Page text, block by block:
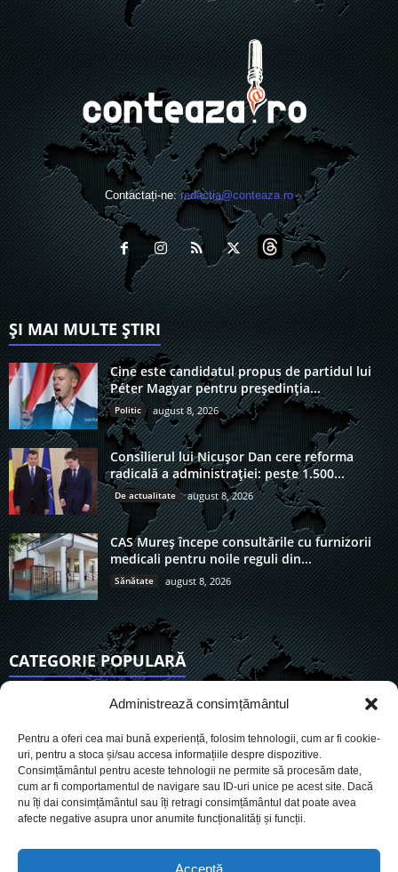
Administrează consimțământul
Pentru a oferi cea mai bună experiență, folosim tehnologii, cum ar fi cookie-
uri, pentru a stoca și/sau accesa informațiile despre dispozitive.
Consimțământul pentru aceste tehnologii ne permite să procesăm date,
cum ar fi comportamentul de navigare sau ID-uri unice pe acest site. Dacă
nu îți dai consimțământul sau îți retragi consimțământul dat poate avea
afecte negative asupra unor anumite funcționalități și funcții.
Acceptă
Contactați-ne:redactia@conteaza.ro
ȘI MAI MULTE ȘTIRI
Cine este candidatul propus de partidul lui
Péter Magyar pentru președinția...
Politic august 8, 2026
Consilierul lui Nicușor Dan cere reforma
radicală a administrației: peste 1.500...
De actualitate august 8, 2026
CAS Mureș începe consultările cu furnizorii
medicali pentru noile reguli din...
Sănătate august 8, 2026
CATEGORIE POPULARĂ
6921
Social
Politic
Economie
Sănătate 564